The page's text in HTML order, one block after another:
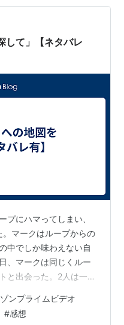
な日常に飽き飽きして
景の中に…
して」【ネタバレ
プにハマってしまい、
マークはループからの
中でしか味わえない自
、マークは同じくルー
と出会った。2人は一緒
夜になるとマーガレッ
見た途端、彼女はどこ
ンプライムビデオ
#感想